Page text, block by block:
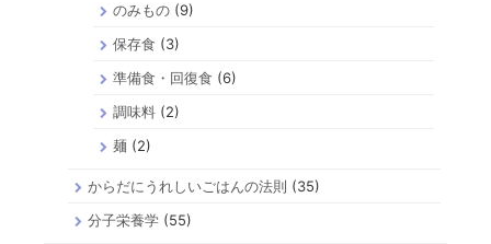
のみもの(9)
保存食 (3)
準備食・回復食 (6)
調味料(2)
麺 (2)
からだにうれしいごはんの法則 (35)
分子栄養学 (55)